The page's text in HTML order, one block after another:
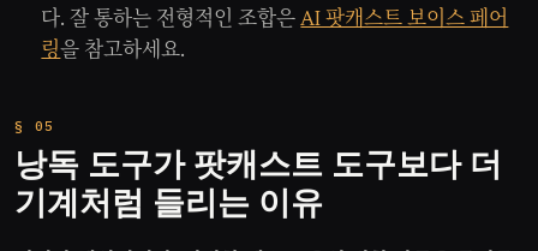
다. 잘 통하는 전형적인 조합은AI 팟캐스트 보이스 페어
링을 참고하세요.
낭독 도구가 팟캐스트 도구보다 더
기계처럼 들리는 이유